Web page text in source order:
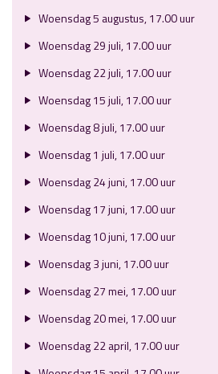
Woensdag 5 augustus, 17.00 uur
Woensdag 29 juli, 17.00 uur
Woensdag 22 juli, 17.00 uur
Woensdag 15 juli, 17.00 uur
Woensdag 8 juli, 17.00 uur
Woensdag 1 juli, 17.00 uur
Woensdag 24 juni, 17.00 uur
Woensdag 17 juni, 17.00 uur
Woensdag 10 juni, 17.00 uur
Woensdag 3 juni, 17.00 uur
Woensdag 27 mei, 17.00 uur
Woensdag 20 mei, 17.00 uur
Woensdag 22 april, 17.00 uur